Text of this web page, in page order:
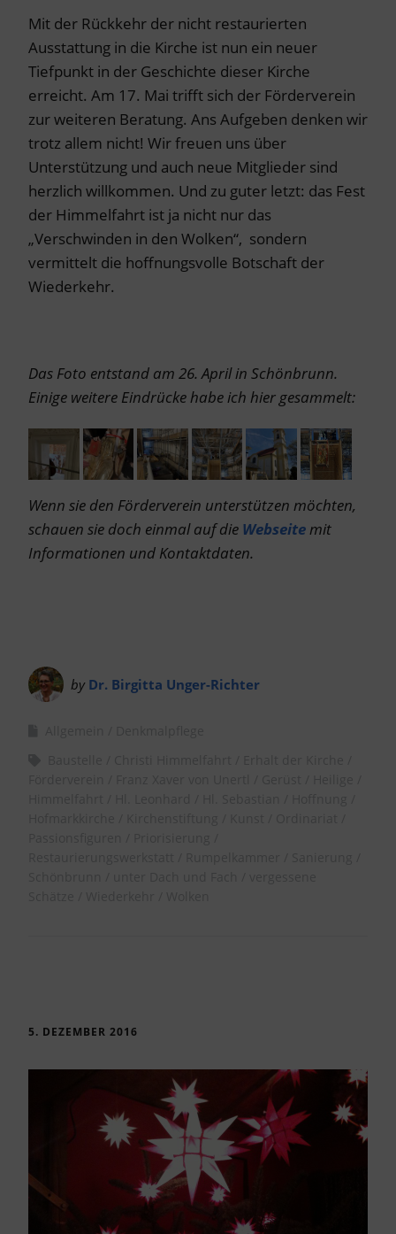
Mit der Rückkehr der nicht restaurierten
Ausstattung in die Kirche ist nun ein neuer
Tiefpunkt in der Geschichte dieser Kirche
erreicht. Am 17. Mai trifft sich der Förderverein
zur weiteren Beratung. Ans Aufgeben denken wir
trotz allem nicht! Wir freuen uns über
Unterstützung und auch neue Mitglieder sind
herzlich willkommen. Und zu guter letzt: das Fest
der Himmelfahrt ist ja nicht nur das
„Verschwinden in den Wolken“, sondern
vermittelt die hoffnungsvolle Botschaft der
Wiederkehr.
Das Foto entstand am 26. April in Schönbrunn.
Einige weitere Eindrücke habe ich hier gesammelt:
Wenn sie den Förderverein unterstützen möchten,
schauen sie doch einmal auf die Webseite mit
Informationen und Kontaktdaten.
by Dr. Birgitta Unger-Richter
5. DEZEMBER 2016